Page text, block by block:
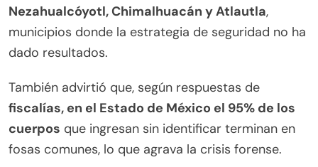
Nezahualcóyotl, Chimalhuacán y Atlautla,
municipios donde la estrategia de seguridad no ha
dado resultados.
También advirtió que, según respuestas de
fiscalías, en el Estado de México el 95% de los
cuerpos que ingresan sin identificar terminan en
fosas comunes, lo que agrava la crisis forense.